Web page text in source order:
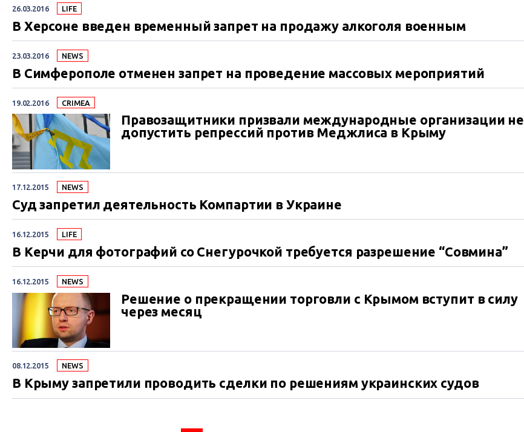
26.03.2016 LIFE
В Херсоне введен временный запрет на продажу алкоголя военным
23.03.2016 NEWS
В Симферополе отменен запрет на проведение массовых мероприятий
19.02.2016 CRIMEA
Правозащитники призвали международные организации не
допустить репрессий против Меджлиса в Крыму
17.12.2015 NEWS
Суд запретил деятельность Компартии в Украине
16.12.2015 LIFE
В Керчи для фотографий со Снегурочкой требуется разрешение “Совмина”
16.12.2015 NEWS
Решение о прекращении торговли с Крымом вступит в силу
через месяц
08.12.2015 NEWS
В Крыму запретили проводить сделки по решениям украинских судов